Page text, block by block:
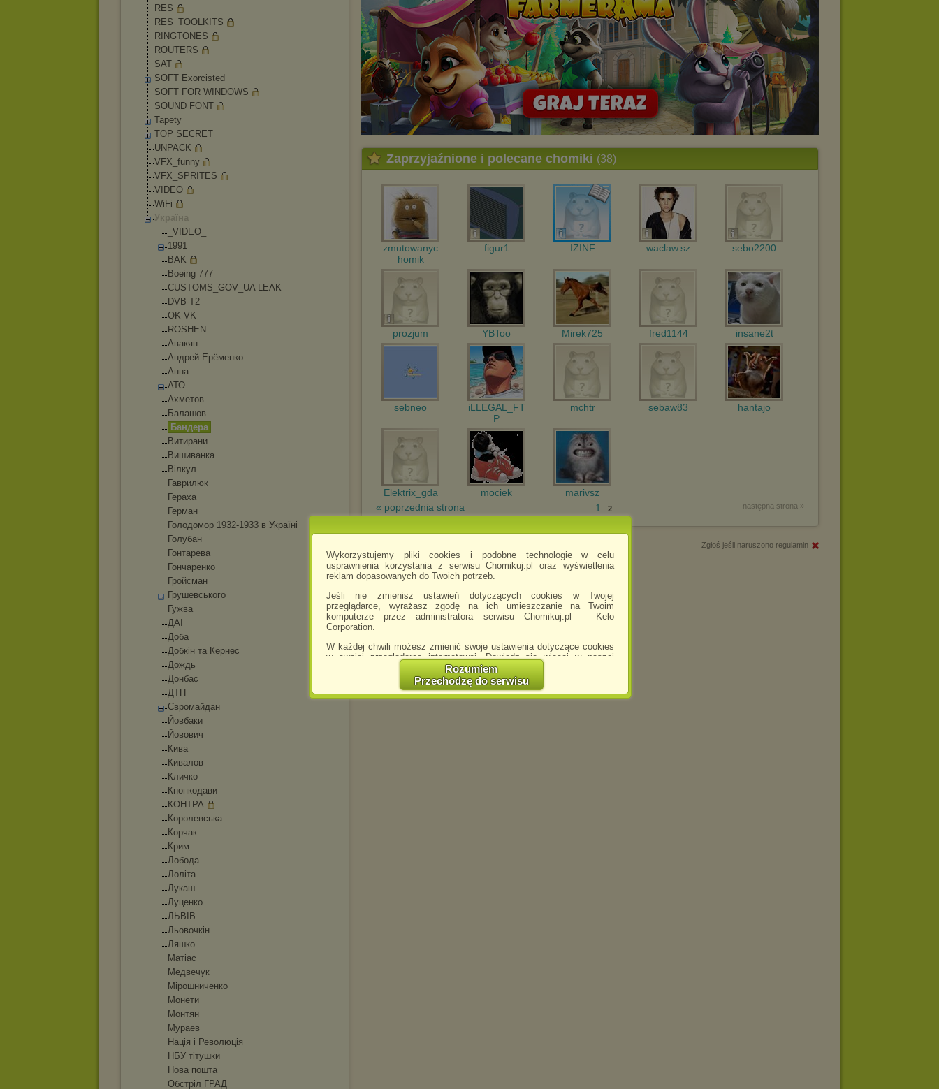
Wykorzystujemy pliki cookies i podobne technologie w celu
usprawnienia korzystania z serwisu Chomikuj.pl oraz wyświetlenia
reklam dopasowanych do Twoich potrzeb.
Jeśli nie zmienisz ustawień dotyczących cookies w Twojej
przeglądarce, wyrażasz zgodę na ich umieszczanie na Twoim
komputerze przez administratora serwisu Chomikuj.pl – Kelo
Corporation.
W każdej chwili możesz zmienić swoje ustawienia dotyczące cookies
w swojej przeglądarce internetowej. Dowiedz się więcej w naszej
http://chomikuj.pl/PolitykaPrywatnosci.aspx
Jednocześnie informujemy że zmiana ustawień przeglądarki może
spowodować ograniczenie korzystania ze strony Chomikuj.pl.
Rozumiem
Przechodzę do serwisu
RES
RES_TOOLKITS
RINGTONES
ROUTERS
SAT
SOFT Exorcisted
SOFT FOR WINDOWS
SOUND FONT
Tapety
TOP SECRET
UNPACK
VFX_funny
VFX_SPRITES
VIDEO
WiFi
Україна
_VIDEO_
1991
BAK
Boeing 777
CUSTOMS_GOV_UA LEAK
DVB-T2
OK VK
ROSHEN
Авакян
Андрей Ерёменко
Анна
АТО
Ахметов
Балашов
Бандера
Витирани
Вишиванка
Вілкул
Гаврилюк
Гераха
Герман
Голодомор 1932-1933 в Україні
Голубан
Гонтарева
Гончаренко
Гройсман
Грушевського
Гужва
ДАІ
Доба
Добкін та Кернес
Дождь
Донбас
ДТП
Євромайдан
Йовбаки
Йовович
Кива
Кивалов
Кличко
Кнопкодави
КОНТРА
Королевська
Корчак
Крим
Лобода
Лоліта
Лукаш
Луценко
ЛЬВІВ
Льовочкін
Ляшко
Матіас
Медвечук
Мірошниченко
Монети
Монтян
Мураев
Нація і Революція
НБУ тітушки
Нова пошта
Обстріл ГРАД
Zaprzyjaźnione i polecane chomiki (38)
zmutowanyc
homik
figur1 IZINF waclaw.sz sebo2200
prozjum YBToo Mirek725 fred1144 insane2t
sebneo
iLLEGAL_FT
P
mchtr sebaw83 hantajo
Elektrix_gda mociek
marivsz
« poprzednia strona
następna strona »
1 2
Zgłoś jeśli naruszono regulamin